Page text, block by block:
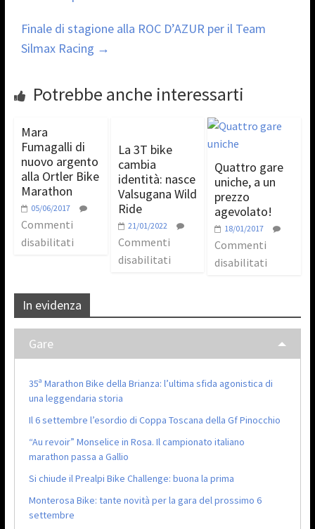
Finale di stagione alla ROC D’AZUR per il Team
Silmax Racing →
Potrebbe anche interessarti
Mara
Fumagalli di
nuovo argento
alla Ortler Bike
Marathon
05/06/2017
Commenti
disabilitati
La 3T bike
cambia
identità: nasce
Valsugana Wild
Ride
21/01/2022
Commenti
disabilitati
Quattro gare
uniche, a un
prezzo
agevolato!
18/01/2017
Commenti
disabilitati
In evidenza
Gare
35ª Marathon Bike della Brianza: l’ultima sfida agonistica di
una leggendaria storia
Il 6 settembre l’esordio di Coppa Toscana della Gf Pinocchio
“Au revoir” Monselice in Rosa. Il campionato italiano
marathon passa a Gallio
Si chiude il Prealpi Bike Challenge: buona la prima
Monterosa Bike: tante novità per la gara del prossimo 6
settembre